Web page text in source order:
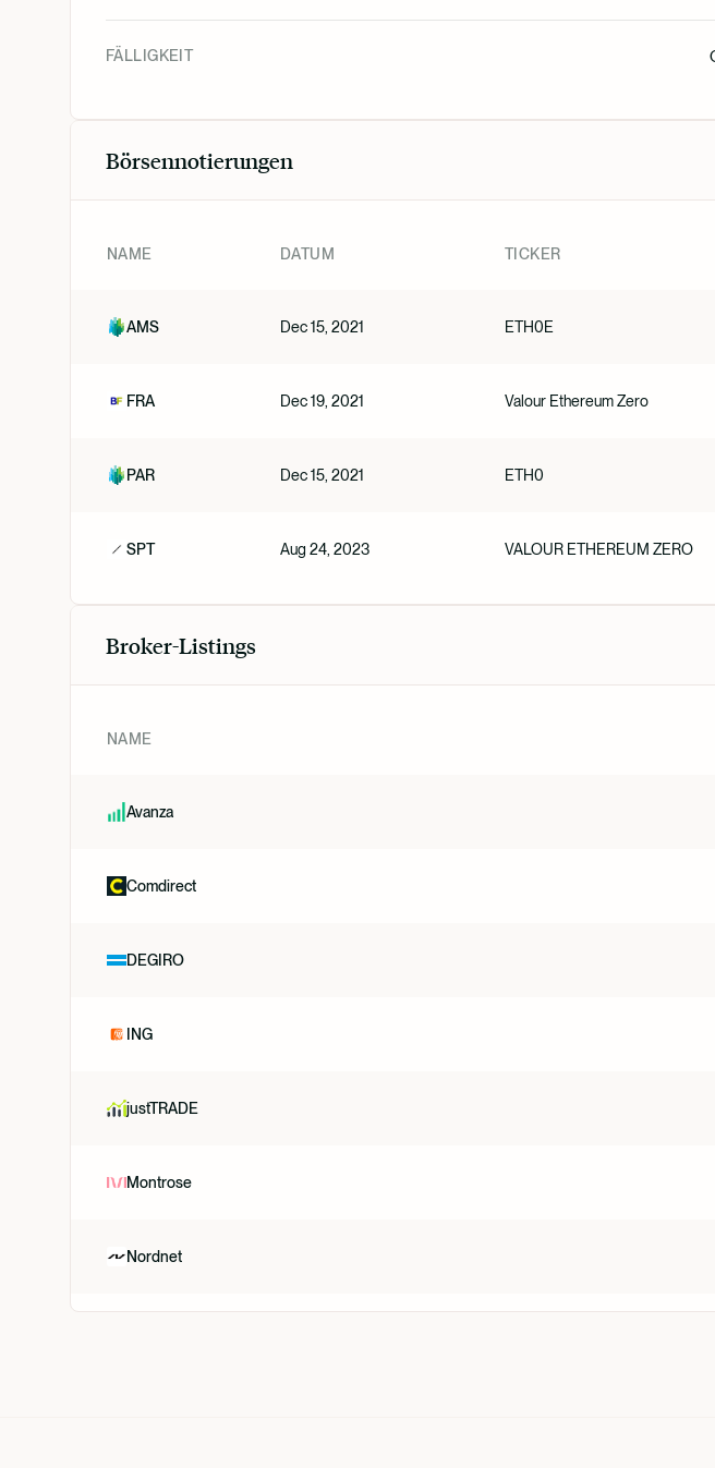
FÄLLIGKEIT
Börsennotierungen
NAME DATUM TICKER
AMS Dec 15, 2021 ETH0E
FRA Dec 19, 2021 Valour Ethereum Zero
PAR Dec 15, 2021 ETH0
SPT Aug 24, 2023 VALOUR ETHEREUM ZERO
Broker-Listings
NAME
Avanza
Comdirect
DEGIRO
ING
justTRADE
Montrose
Nordnet